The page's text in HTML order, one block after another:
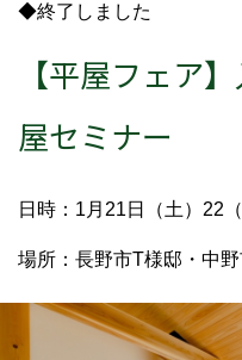
◆終了しました
【平屋フェア
屋セミナー
日時：1月21日（土）22（
場所：長野市T様邸・中